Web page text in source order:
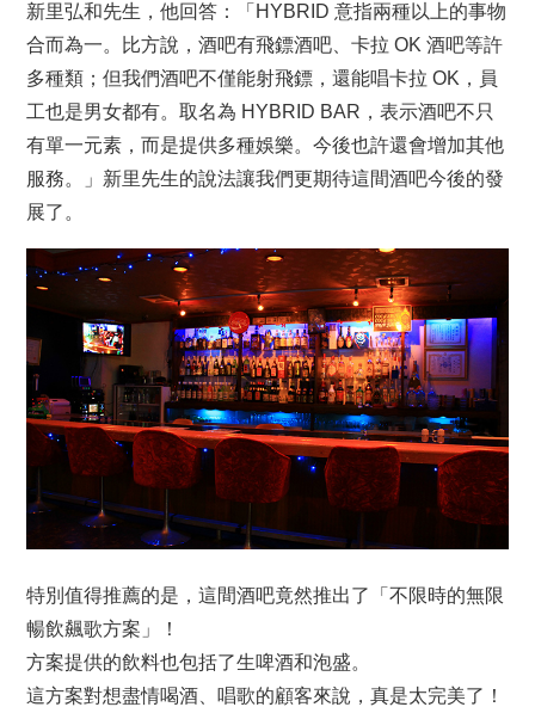
新里弘和先生，他回答：「HYBRID 意指兩種以上的事物
合而為一。比方說，酒吧有飛鏢酒吧、卡拉 OK 酒吧等許
多種類；但我們酒吧不僅能射飛鏢，還能唱卡拉 OK，員
工也是男女都有。取名為 HYBRID BAR，表示酒吧不只
有單一元素，而是提供多種娛樂。今後也許還會增加其他
服務。」新里先生的說法讓我們更期待這間酒吧今後的發
展了。
特別值得推薦的是，這間酒吧竟然推出了「不限時的無限
暢飲飆歌方案」！
方案提供的飲料也包括了生啤酒和泡盛。
這方案對想盡情喝酒、唱歌的顧客來說，真是太完美了！